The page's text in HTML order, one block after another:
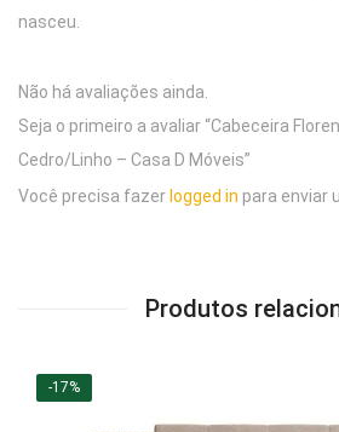
nasceu.
Não há avaliações ainda.
Seja o primeiro a avaliar “Cabeceira
Cedro/Linho – Casa D Móveis”
Você precisa fazer logged in para enviar
Produtos
-17%